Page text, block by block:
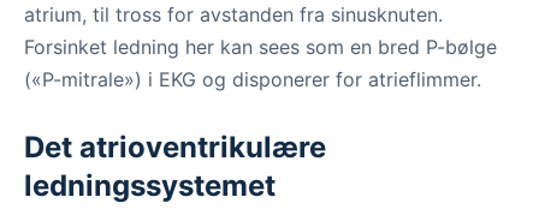
atrium, til tross for avstanden fra sinusknuten.
Forsinket ledning her kan sees som en bred P-bølge
(«P-mitrale») i EKG og disponerer for atrieflimmer.
Det atrioventrikulære
ledningssystemet